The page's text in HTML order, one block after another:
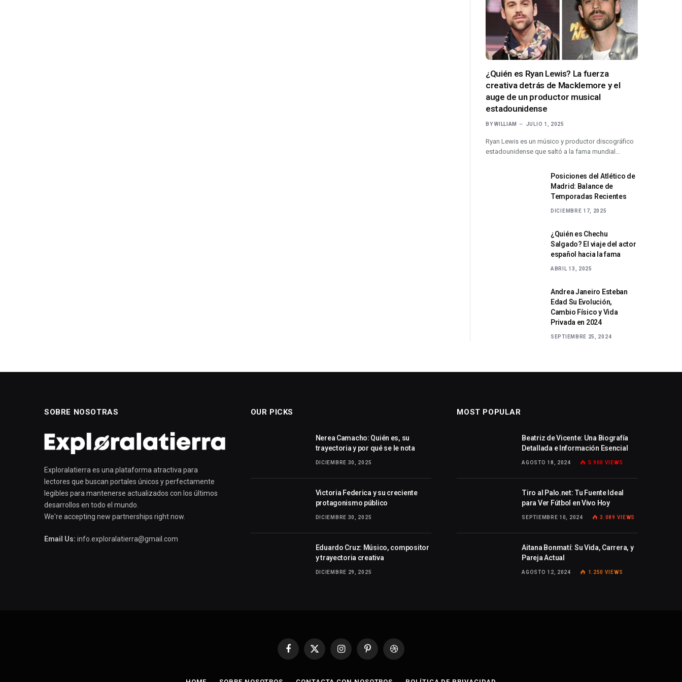
¿Quién es Ryan Lewis? La fuerza
creativa detrás de Macklemore y el
auge de un productor musical
estadounidense
BY WILLIAM JULIO 1, 2025
Ryan Lewis es un músico y productor discográfico
estadounidense que saltó a la fama mundial…
Posiciones del Atlético de
Madrid: Balance de
Temporadas Recientes
DICIEMBRE 17, 2025
¿Quién es Chechu
Salgado? El viaje del actor
español hacia la fama
ABRIL 13, 2025
Andrea Janeiro Esteban
Edad Su Evolución,
Cambio Físico y Vida
Privada en 2024
SEPTIEMBRE 25, 2024
SOBRE NOSOTRAS
Exploralatierra es una plataforma atractiva para
lectores que buscan portales únicos y perfectamente
legibles para mantenerse actualizados con los últimos
desarrollos en todo el mundo.
We're accepting new partnerships right now.
Email Us: info.exploralatierra@gmail.com
OUR PICKS
Nerea Camacho: Quién es, su
trayectoria y por qué se le nota
DICIEMBRE 30, 2025
Victoria Federica y su creciente
protagonismo público
DICIEMBRE 30, 2025
Eduardo Cruz: Músico, compositor
y trayectoria creativa
DICIEMBRE 29, 2025
MOST POPULAR
Beatriz de Vicente: Una Biografía
Detallada e Información Esencial
AGOSTO 18, 2024 5.900 VIEWS
Tiro al Palo.net: Tu Fuente Ideal
para Ver Fútbol en Vivo Hoy
SEPTIEMBRE 10, 2024 3.089 VIEWS
Aitana Bonmatí: Su Vida, Carrera, y
Pareja Actual
AGOSTO 12, 2024 1.250 VIEWS
Facebook
X
InstagramPinterestDribbble